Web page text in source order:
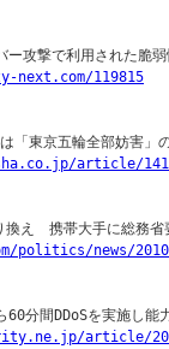
攻撃で利用された脆
next.com/119815
「東京五輪全部妨害」
article/
え　携帯大手に総務省
politics/news/
60分間DDoSを実施し能
article/